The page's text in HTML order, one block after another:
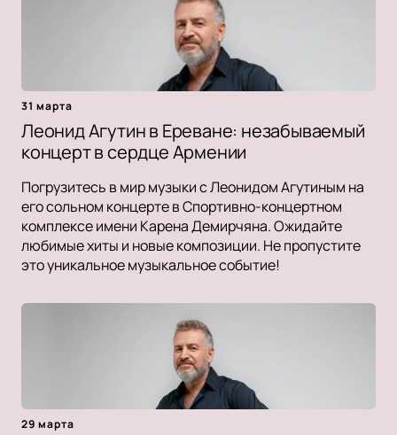
31 марта
Леонид Агутин в Ереване: незабываемый
концерт в сердце Армении
Погрузитесь в мир музыки с Леонидом Агутиным на
его сольном концерте в Спортивно-концертном
комплексе имени Карена Демирчяна. Ожидайте
любимые хиты и новые композиции. Не пропустите
это уникальное музыкальное событие!
29 марта